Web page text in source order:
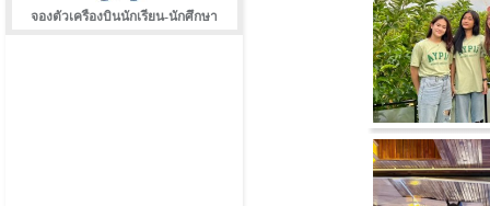
จองตัวเครืองบินนักเรียน-นักศึกษา